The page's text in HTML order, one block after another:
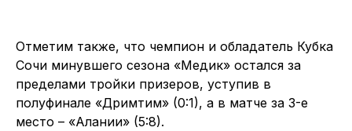
Отметим также, что чемпион и обладатель Кубка
Сочи минувшего сезона «Медик» остался за
пределами тройки призеров, уступив в
полуфинале «Дримтим» (0:1), а в матче за 3-е
место – «Алании» (5:8).